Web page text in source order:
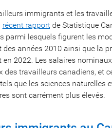
immigrants et les
récent rapport de Statistique
parmi lesquels figurent les
années 2010 ainsi que la
2022. Les salaires
travailleurs canadiens, et
que les sciences naturelles
sont carrément plus élevés.